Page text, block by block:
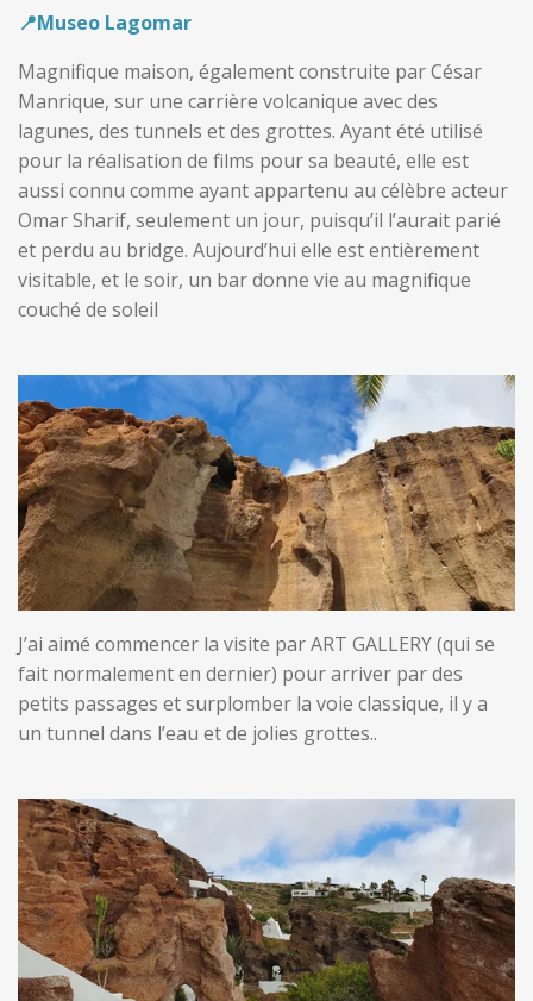
📍Museo Lagomar
Magnifique maison, également construite par César
Manrique, sur une carrière volcanique avec des
lagunes, des tunnels et des grottes. Ayant été utilisé
pour la réalisation de films pour sa beauté, elle est
aussi connu comme ayant appartenu au célèbre acteur
Omar Sharif, seulement un jour, puisqu’il l’aurait parié
et perdu au bridge. Aujourd’hui elle est entièrement
visitable, et le soir, un bar donne vie au magnifique
couché de soleil
J’ai aimé commencer la visite par ART GALLERY (qui se
fait normalement en dernier) pour arriver par des
petits passages et surplomber la voie classique, il y a
un tunnel dans l’eau et de jolies grottes..